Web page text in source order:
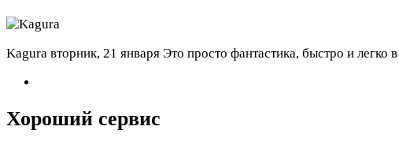
Kagura вторник, 21 января Это просто фантастика, быстро и легко
Хороший сервис